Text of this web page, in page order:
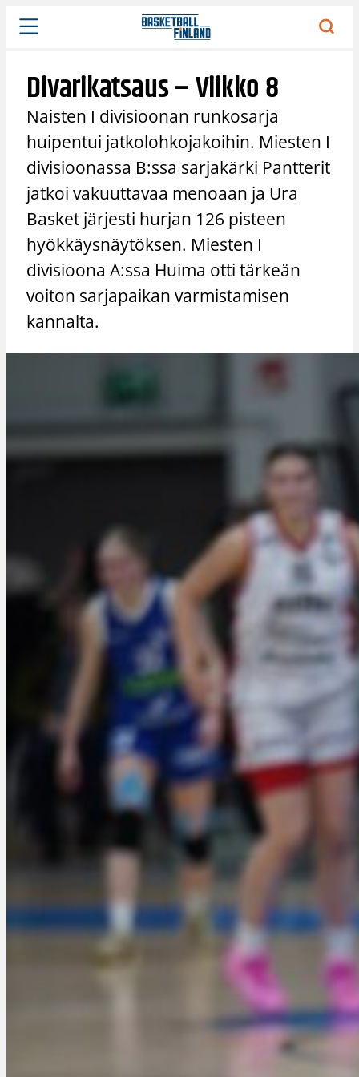
Siirry
sisältöön
Divarikatsaus – Viikko 8
Naisten I divisioonan runkosarja
huipentui jatkolohkojakoihin. Miesten I
divisioonassa B:ssa sarjakärki Pantterit
jatkoi vakuuttavaa menoaan ja Ura
Basket järjesti hurjan 126 pisteen
hyökkäysnäytöksen. Miesten I
divisioona A:ssa Huima otti tärkeän
voiton sarjapaikan varmistamisen
kannalta.